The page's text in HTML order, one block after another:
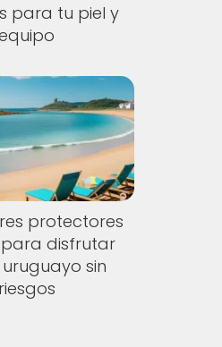
para tu piel y
protectores
disfrutar
sin
riesgos